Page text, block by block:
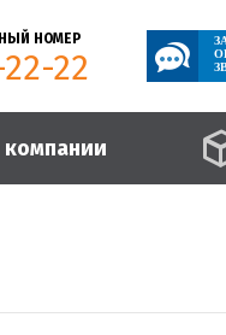
НОМЕР
22